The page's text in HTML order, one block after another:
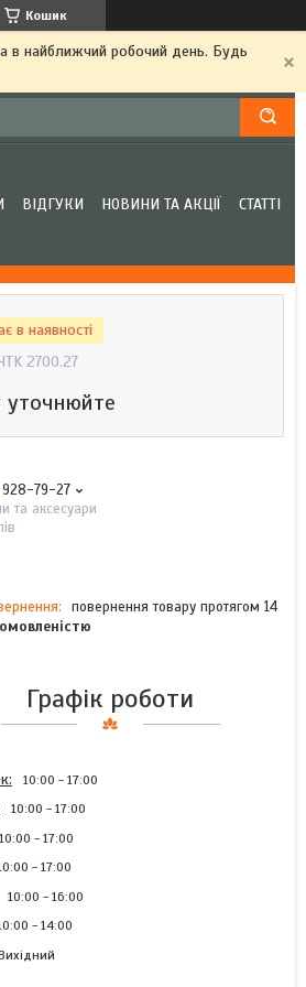
Кошик
в найближчий робочий день. Будь
ВІДГУКИ НОВИНИ ТА АКЦІЇ СТАТТІ
в наявності
2700.27
уточнюйте
79-27
та аксесуари
повернення товару протягом 14
Графік роботи
10:00 17:00
10:00 17:00
10:00 17:00
17:00
10:00 16:00
14:00